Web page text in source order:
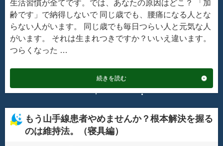
生活習慣が全てです。では、あなたの原因はどこ？ 「加
齢です」で納得しないで 同じ歳でも、腰痛になる人とな
らない人がいます。 同じ歳でも毎日つらい人と元気な人
がいます。 それは生まれつきですか？いいえ違います。
つらくなった …
続きを読む
もう山手線患者やめませんか？根本解決を握る
のは維持法。（寝具編）